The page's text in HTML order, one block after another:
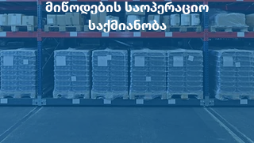
მიწოდების საოპერაციო
საქმიანობა